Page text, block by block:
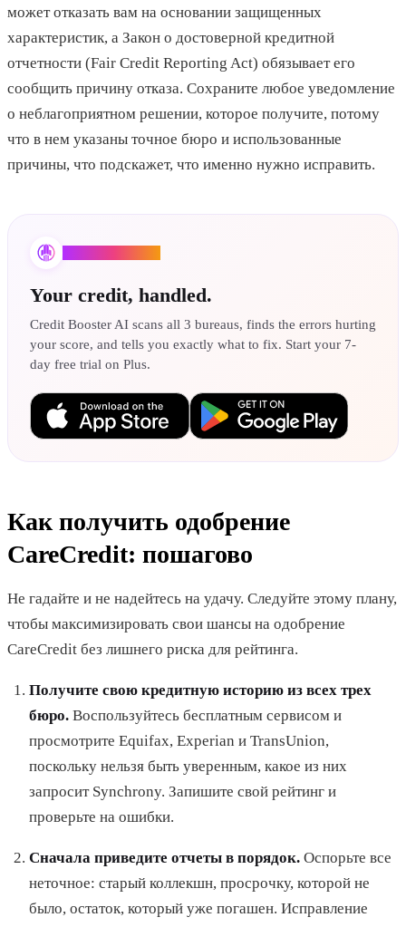
может отказать вам на основании защищенных
характеристик, а Закон о достоверной кредитной
отчетности (Fair Credit Reporting Act) обязывает его
сообщить причину отказа. Сохраните любое уведомление
о неблагоприятном решении, которое получите, потому
что в нем указаны точное бюро и использованные
причины, что подскажет, что именно нужно исправить.
Your credit, handled.
Credit Booster AI scans all 3 bureaus, finds the errors hurting
your score, and tells you exactly what to fix. Start your 7-
day free trial on Plus.
Как получить одобрение
CareCredit: пошагово
Не гадайте и не надейтесь на удачу. Следуйте этому плану,
чтобы максимизировать свои шансы на одобрение
CareCredit без лишнего риска для рейтинга.
Получите свою кредитную историю из всех трех
бюро. Воспользуйтесь бесплатным сервисом и
просмотрите Equifax, Experian и TransUnion,
поскольку нельзя быть уверенным, какое из них
запросит Synchrony. Запишите свой рейтинг и
проверьте на ошибки.
Сначала приведите отчеты в порядок. Оспорьте все
неточное: старый коллекшн, просрочку, которой не
было, остаток, который уже погашен. Исправление